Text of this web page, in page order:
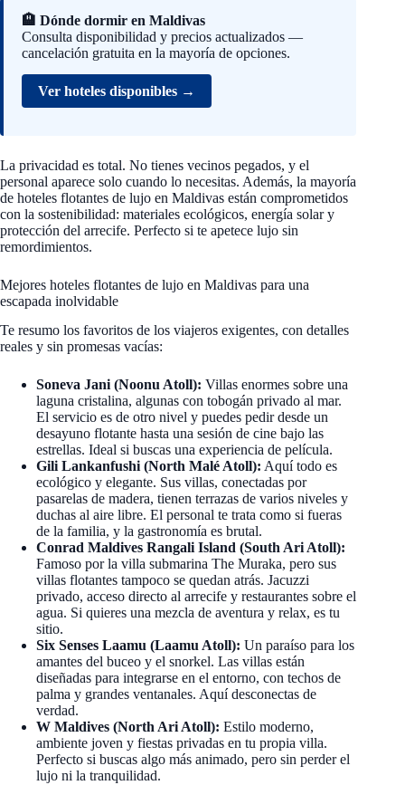
🏨 Dónde dormir en Maldivas
Consulta disponibilidad y precios actualizados —
cancelación gratuita en la mayoría de opciones.
Ver hoteles disponibles →
La privacidad es total. No tienes vecinos pegados, y el
personal aparece solo cuando lo necesitas. Además, la mayoría
de hoteles flotantes de lujo en Maldivas están comprometidos
con la sostenibilidad: materiales ecológicos, energía solar y
protección del arrecife. Perfecto si te apetece lujo sin
remordimientos.
Mejores hoteles flotantes de lujo en Maldivas para una
escapada inolvidable
Te resumo los favoritos de los viajeros exigentes, con detalles
reales y sin promesas vacías:
Soneva Jani (Noonu Atoll): Villas enormes sobre una
laguna cristalina, algunas con tobogán privado al mar.
El servicio es de otro nivel y puedes pedir desde un
desayuno flotante hasta una sesión de cine bajo las
estrellas. Ideal si buscas una experiencia de película.
Gili Lankanfushi (North Malé Atoll): Aquí todo es
ecológico y elegante. Sus villas, conectadas por
pasarelas de madera, tienen terrazas de varios niveles y
duchas al aire libre. El personal te trata como si fueras
de la familia, y la gastronomía es brutal.
Conrad Maldives Rangali Island (South Ari Atoll):
Famoso por la villa submarina The Muraka, pero sus
villas flotantes tampoco se quedan atrás. Jacuzzi
privado, acceso directo al arrecife y restaurantes sobre el
agua. Si quieres una mezcla de aventura y relax, es tu
sitio.
Six Senses Laamu (Laamu Atoll): Un paraíso para los
amantes del buceo y el snorkel. Las villas están
diseñadas para integrarse en el entorno, con techos de
palma y grandes ventanales. Aquí desconectas de
verdad.
W Maldives (North Ari Atoll): Estilo moderno,
ambiente joven y fiestas privadas en tu propia villa.
Perfecto si buscas algo más animado, pero sin perder el
lujo ni la tranquilidad.